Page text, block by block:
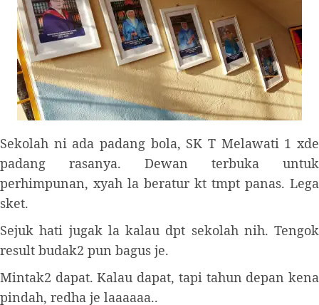
Sekolah ni ada padang bola, SK T Melawati 1 xde
padang rasanya. Dewan terbuka untuk
perhimpunan, xyah la beratur kt tmpt panas. Lega
sket.
Sejuk hati jugak la kalau dpt sekolah nih. Tengok
result budak2 pun bagus je.
Mintak2 dapat. Kalau dapat, tapi tahun depan kena
pindah, redha je laaaaaa..